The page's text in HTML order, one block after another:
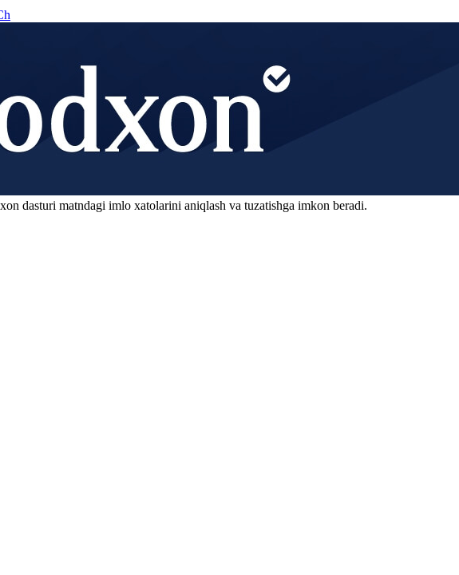
dasturi matndagi imlo xatolarini aniqlash va tuzatishga imkon beradi.